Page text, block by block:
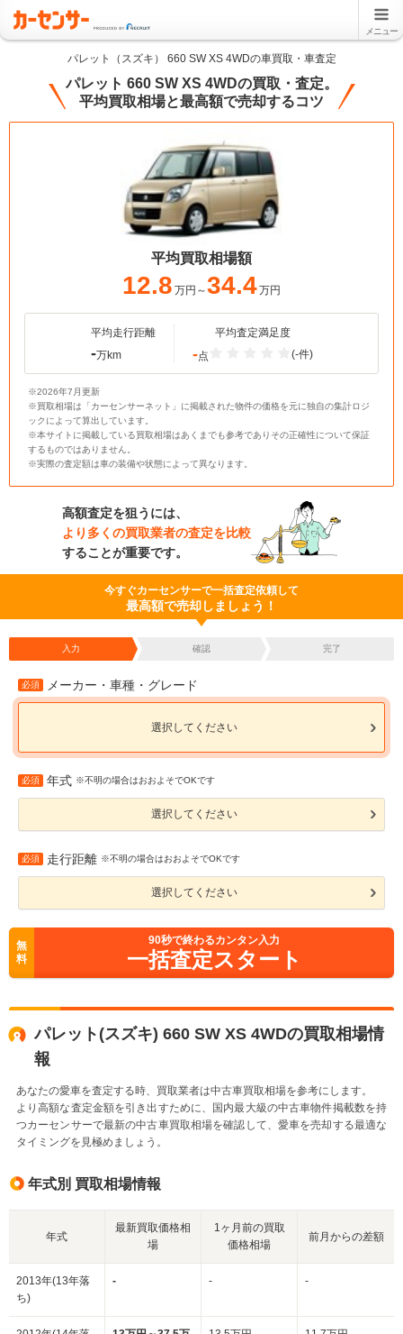
メニュー
パレット（スズキ） 660 SW XS 4WDの車買取・車査定
パレット 660 SW XS 4WDの買取・査定。
平均買取相場と最高額で売却するコツ
平均買取相場額
12.8 万円～34.4万円
平均走行距離
-万km
平均査定満足度
-点 (-件)
※2026年7月更新
※買取相場は「カーセンサーネット」に掲載された物件の価格を元に独自の集計ロジ
ックによって算出しています。
※本サイトに掲載している買取相場はあくまでも参考でありその正確性について保証
するものではありません。
※実際の査定額は車の装備や状態によって異なります。
高額査定を狙うには、
より多くの買取業者の査定を比較
することが重要です。
今すぐカーセンサーで一括査定依頼して
最高額で売却しましょう！
入力 確認 完了
必須 メーカー・車種・グレード
選択してください
必須 年式 ※不明の場合はおおよそでOKです
選択してください
必須 走行距離 ※不明の場合はおおよそでOKです
選択してください
無
料
90秒で終わるカンタン入力
一括査定スタート
パレット(スズキ) 660 SW XS 4WDの買取相場情
報
あなたの愛車を査定する時、買取業者は中古車買取相場を参考にします。
より高額な査定金額を引き出すために、国内最大級の中古車物件掲載数を持
つカーセンサーで最新の中古車買取相場を確認して、愛車を売却する最適な
タイミングを見極めましょう。
年式別 買取相場情報
年式
最新買取価格相
場
1ヶ月前の買取
価格相場
前月からの差額
2013年(13年落
ち)
- - -